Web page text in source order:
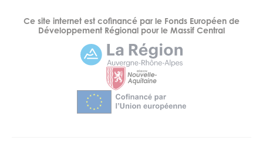
Ce site internet est cofinancé par le Fonds Européen de
Développement Régional pour le Massif Central